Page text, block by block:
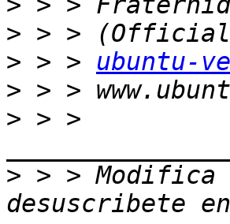
>
> > > ubuntu-
>
> > >
> > > Modifica